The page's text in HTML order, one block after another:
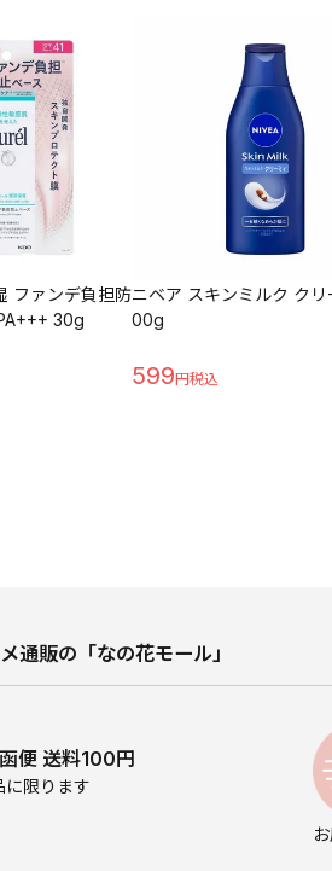
ファンデ負担防
30g
ニベア スキンミルク クリ
00g
599
通販の「なの花モール」
便 送料100円
限ります